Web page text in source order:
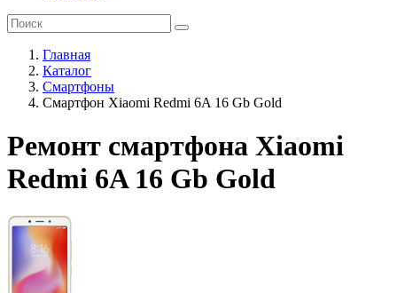
Главная
Каталог
Смартфоны
Смартфон Xiaomi Redmi 6A 16 Gb Gold
Ремонт смартфона Xiaomi
Redmi 6A 16 Gb Gold